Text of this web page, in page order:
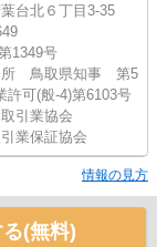
台北６丁目3-35
1349号
所 鳥取県知事 第5
可(般-4)第6103号
引業協会
業保証協会
情報の見方
(無料)